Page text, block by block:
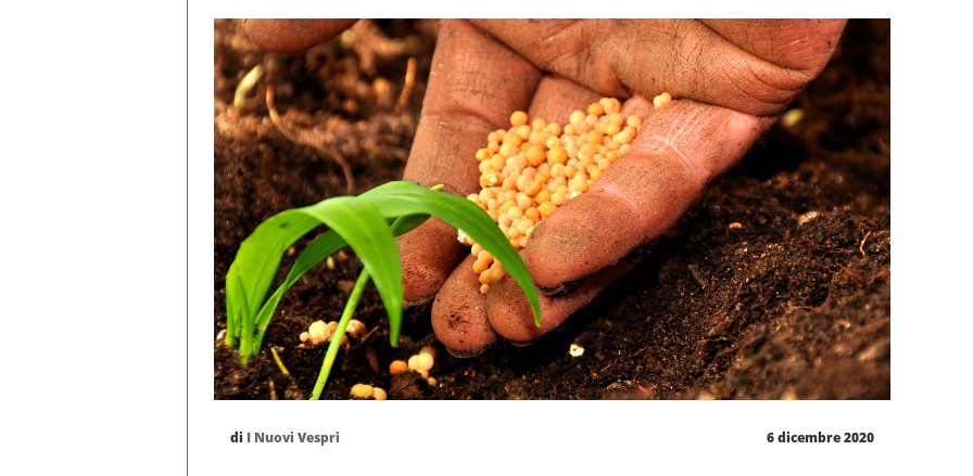
di I Nuovi Vespri 6 dicembre 2020